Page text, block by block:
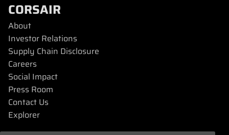
CORSAIR
About
Investor Relations
Supply Chain Disclosure
Careers
Social Impact
Press Room
Contact Us
Explorer